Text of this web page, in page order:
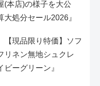
(本店)の様子を大公
大処分セール2026』
【現品限り特価】ソフ
リネン無地シュクレ
ビーグリーン』